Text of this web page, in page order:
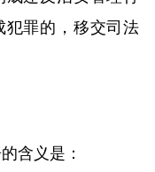
罪的，移交司法
含义是：